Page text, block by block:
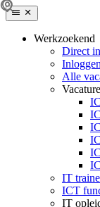
Werkzoekend
Direct
Inloggen
Alle
IT
ICT
IT